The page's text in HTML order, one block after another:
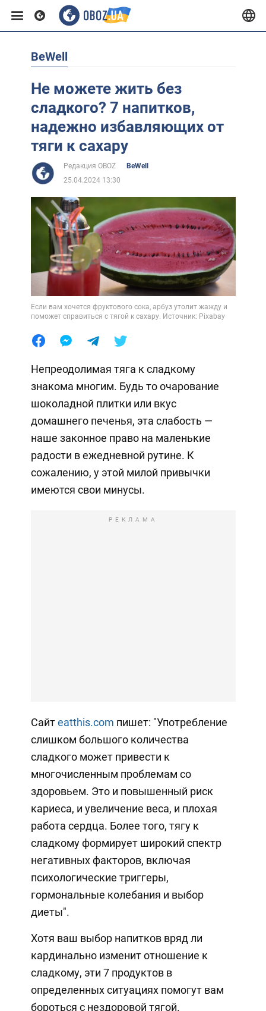
Европа
Азия
Африка
Жизнь
Лайфхаки
BeWell
Не можете жить без
сладкого? 7 напитков,
надежно избавляющих от
тяги к сахару
Редакция OBOZ
BeWell
25.04.2024 13:30
Если вам хочется фруктового сока, арбуз утолит жажду и
поможет справиться с тягой к сахару. Источник: Pixabay
Непреодолимая тяга к сладкому
знакома многим. Будь то очарование
шоколадной плитки или вкус
домашнего печенья, эта слабость —
наше законное право на маленькие
радости в ежедневной рутине. К
сожалению, у этой милой привычки
имеются свои минусы.
РЕКЛАМА
Сайтeatthis.com пишет: "Употребление
слишком большого количества
сладкого может привести к
многочисленным проблемам со
здоровьем. Это и повышенный риск
кариеса, и увеличение веса, и плохая
работа сердца. Более того, тягу к
сладкому формирует широкий спектр
негативных факторов, включая
психологические триггеры,
гормональные колебания и выбор
диеты".
Хотя ваш выбор напитков вряд ли
кардинально изменит отношение к
сладкому, эти 7 продуктов в
определенных ситуациях помогут вам
бороться с нездоровой тягой.